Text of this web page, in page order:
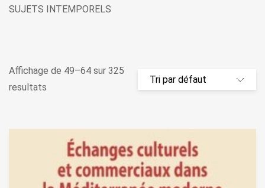
SUJETS INTEMPORELS
Affichage de 49–64 sur 325
resultats